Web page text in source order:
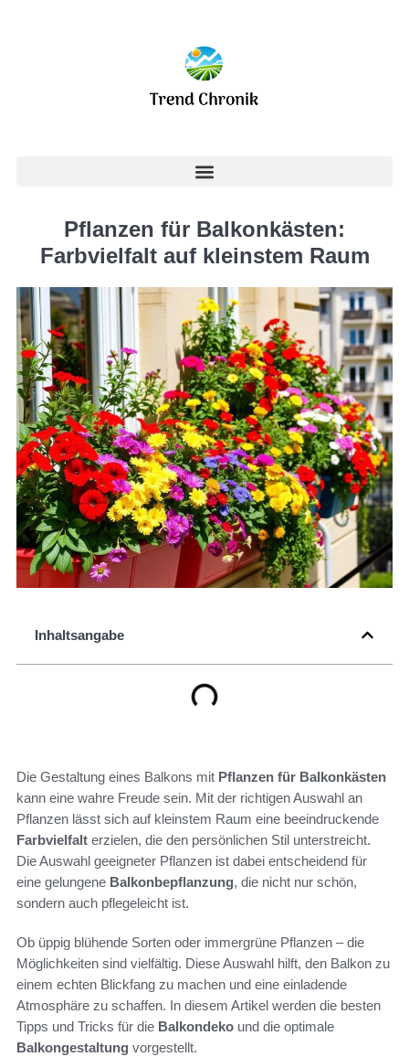
Pflanzen für Balkonkästen:
Farbvielfalt auf kleinstem Raum
Inhaltsangabe
Die Gestaltung eines Balkons mit Pflanzen für Balkonkästen
kann eine wahre Freude sein. Mit der richtigen Auswahl an
Pflanzen lässt sich auf kleinstem Raum eine beeindruckende
Farbvielfalt erzielen, die den persönlichen Stil unterstreicht.
Die Auswahl geeigneter Pflanzen ist dabei entscheidend für
eine gelungene Balkonbepflanzung, die nicht nur schön,
sondern auch pflegeleicht ist.
Ob üppig blühende Sorten oder immergrüne Pflanzen – die
Möglichkeiten sind vielfältig. Diese Auswahl hilft, den Balkon zu
einem echten Blickfang zu machen und eine einladende
Atmosphäre zu schaffen. In diesem Artikel werden die besten
Tipps und Tricks für die Balkondeko und die optimale
Balkongestaltung vorgestellt.